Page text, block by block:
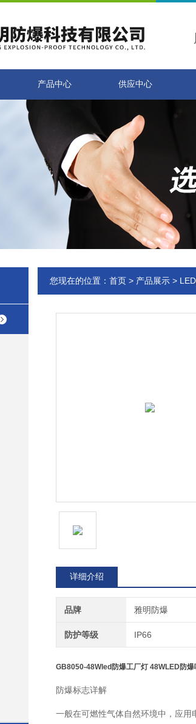
产品中心 供应中心
您现在的位置： 首页 > 产品展示 >
详细介绍
品牌 雅明防爆
防护等级 IP66
GB8050-48Wled防爆工厂灯 48WLED防爆
防爆标志详解
一般在可燃性气体自然环境中，应用